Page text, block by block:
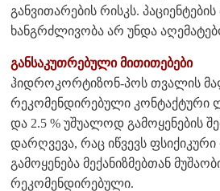
განვითარების რისკს.
ხანგრძლივობა არ უნდა
განსაკუთრებული მითითებები
ჰიდროკორტიზონ-პოს თვალის
რეკომენდირებული კონტაქტური
და 2.5 % უშუალოდ გამოყენების
დარღვევა, რაც იწვევს
გამოყენება მექანიზმებთან
რეკომენდირებული.